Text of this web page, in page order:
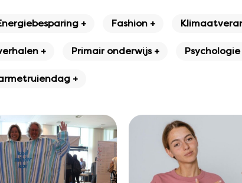
+ Fashion +
+ Primair onderwijs + Psychologie
+